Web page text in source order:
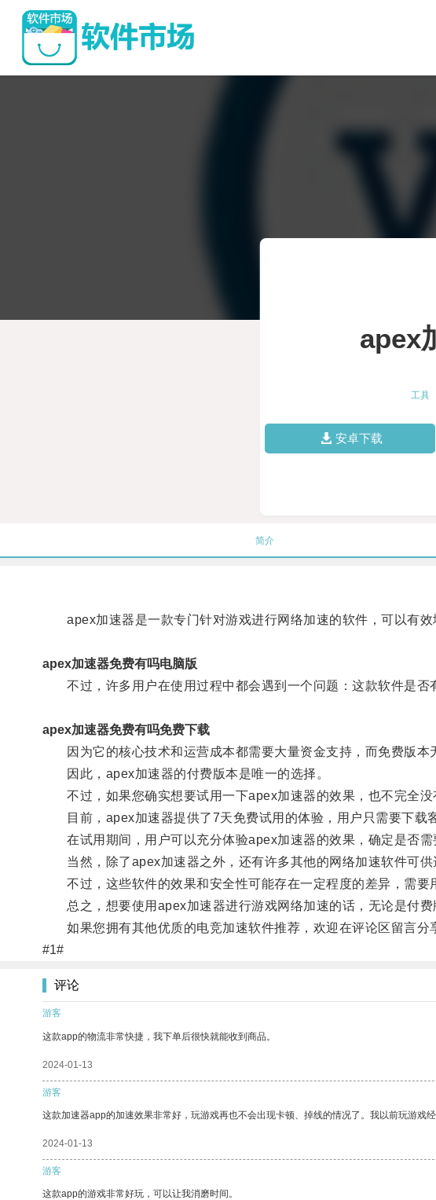
apex
工具
安卓下载
简介
apex加速器是一款专门针对游戏进行网络加速的软件，可以有效
apex加速器免费有吗电脑版
不过，许多用户在使用过程中都会遇到一个问题：这款软件是否
apex加速器免费有吗免费下载
因为它的核心技术和运营成本都需要大量资金支持，而免费版本
因此，apex加速器的付费版本是唯一的选择。
不过，如果您确实想要试用一下apex加速器的效果，也不完全没
目前，apex加速器提供了7天免费试用的体验，用户只需要下载客
在试用期间，用户可以充分体验apex加速器的效果，确定是否需
当然，除了apex加速器之外，还有许多其他的网络加速软件可供
不过，这些软件的效果和安全性可能存在一定程度的差异，需要
总之，想要使用apex加速器进行游戏网络加速的话，无论是付费
如果您拥有其他优质的电竞加速软件推荐，欢迎在评论区留言分
#1#
评论
游客
这款app的物流非常快捷，我下单后很快就能收到商品。
2024-01-13
游客
这款加速器app的加速效果非常好，玩游戏再也不会出现卡顿、掉线的情况了。我以前玩游戏
2024-01-13
游客
这款app的游戏非常好玩，可以让我消磨时间。